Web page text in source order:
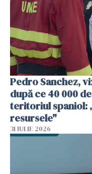
Pedro Sanchez,
după ce 40 000
teritoriul spaniol:
resursele"
31 IULIE 2026